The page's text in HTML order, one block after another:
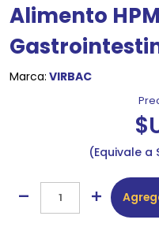
Alimento
Marca: VIRBAC
Equivale a